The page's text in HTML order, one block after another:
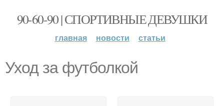
90-60-90 | СПОРТИВНЫЕ ДЕВУШКИ
главная новости статьи
Уход за футболкой